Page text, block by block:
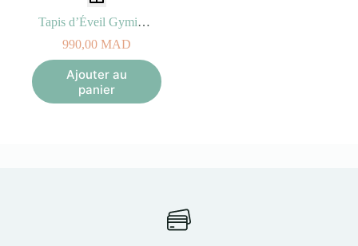
Tapis d’Éveil Gymini Black & White
990,00 MAD
Ajouter au
panier